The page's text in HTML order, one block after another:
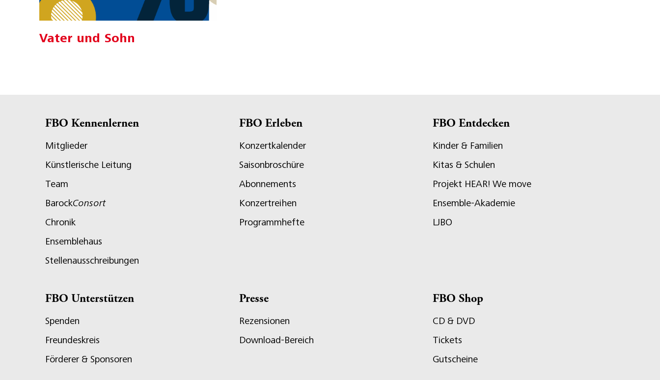
Vater und Sohn
FBO Kennenlernen
Mitglieder
Künstlerische Leitung
Team
BarockConsort
Chronik
Ensemblehaus
Stellenausschreibungen
FBO Erleben
Konzertkalender
Saisonbroschüre
Abonnements
Konzertreihen
Programmhefte
FBO Entdecken
Kinder & Familien
Kitas & Schulen
Projekt HEAR! We move
Ensemble-Akademie
LJBO
FBO Unterstützen
Spenden
Freundeskreis
Förderer & Sponsoren
Presse
Rezensionen
Download-Bereich
FBO Shop
CD & DVD
Tickets
Gutscheine